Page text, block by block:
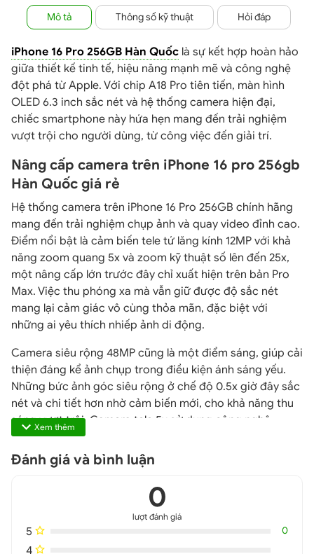
Mô tả Thông số kỹ thuật Hỏi đáp
iPhone 16 Pro 256GB Hàn Quốc là sự kết hợp hoàn hảo
giữa thiết kế tinh tế, hiệu năng mạnh mẽ và công nghệ
đột phá từ Apple. Với chip A18 Pro tiên tiến, màn hình
OLED 6.3 inch sắc nét và hệ thống camera hiện đại,
chiếc smartphone này hứa hẹn mang đến trải nghiệm
vượt trội cho người dùng, từ công việc đến giải trí.
Nâng cấp camera trên iPhone 16 pro 256gb
Hàn Quốc giá rẻ
Hệ thống camera trên iPhone 16 Pro 256GB chính hãng
mang đến trải nghiệm chụp ảnh và quay video đỉnh cao.
Điểm nổi bật là cảm biến tele tứ lăng kính 12MP với khả
năng zoom quang 5x và zoom kỹ thuật số lên đến 25x,
một nâng cấp lớn trước đây chỉ xuất hiện trên bản Pro
Max. Việc thu phóng xa mà vẫn giữ được độ sắc nét
mang lại cảm giác vô cùng thỏa mãn, đặc biệt với
những ai yêu thích nhiếp ảnh di động.
Camera siêu rộng 48MP cũng là một điểm sáng, giúp cải
thiện đáng kể ảnh chụp trong điều kiện ánh sáng yếu.
Những bức ảnh góc siêu rộng ở chế độ 0.5x giờ đây sắc
nét và chi tiết hơn nhờ cảm biến mới, cho khả năng thu
sáng vượt trội. Camera tele 5x sử dụng công nghệ
tetraprism, mang đến khả năng zoom mạnh mẽ tương
tự cả trên bản Pro và Pro Max, tạo sự đồng nhất trong
trải nghiệm.
Xem thêm
Đánh giá và bình luận
0
lượt đánh giá
5 0
4